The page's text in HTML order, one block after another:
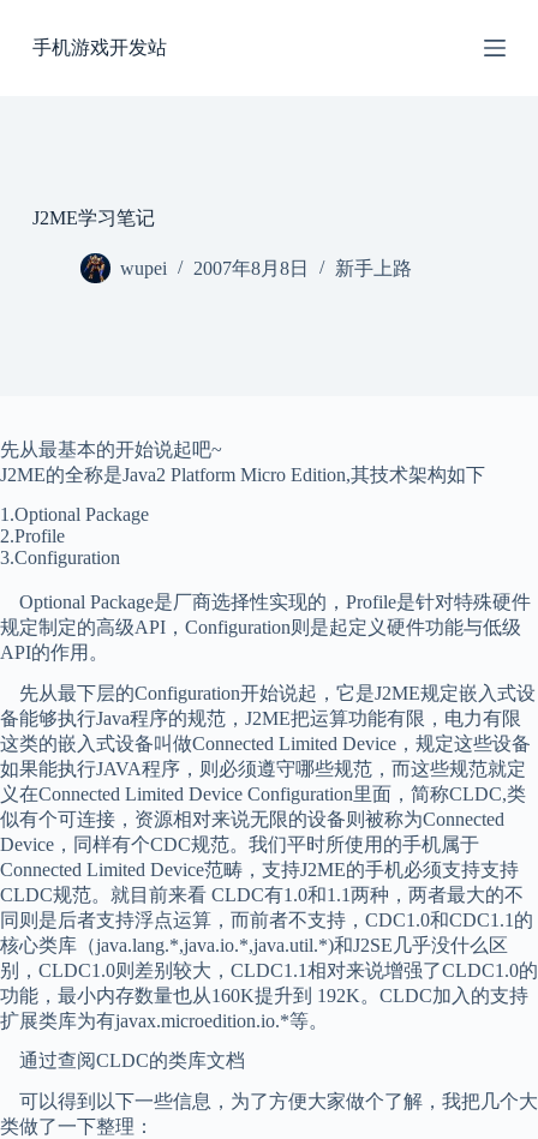
过
手机游戏开发站
J2ME学习笔记
wupei 2007年8月8日 新手上路
先从最基本的开始说起吧~
J2ME的全称是Java2 Platform Micro Edition,其技术架构如下
1.Optional Package
2.Profile
3.Configuration
Optional Package是厂商选择性实现的，Profile是针对特殊硬件
规定制定的高级API，Configuration则是起定义硬件功能与低级
API的作用。
先从最下层的Configuration开始说起，它是J2ME规定嵌入式设
备能够执行Java程序的规范，J2ME把运算功能有限，电力有限
这类的嵌入式设备叫做Connected Limited Device，规定这些设备
如果能执行JAVA程序，则必须遵守哪些规范，而这些规范就定
义在Connected Limited Device Configuration里面，简称CLDC,类
似有个可连接，资源相对来说无限的设备则被称为Connected
Device，同样有个CDC规范。我们平时所使用的手机属于
Connected Limited Device范畴，支持J2ME的手机必须支持支持
CLDC规范。就目前来看 CLDC有1.0和1.1两种，两者最大的不
同则是后者支持浮点运算，而前者不支持，CDC1.0和CDC1.1的
核心类库（java.lang.*,java.io.*,java.util.*)和J2SE几乎没什么区
别，CLDC1.0则差别较大，CLDC1.1相对来说增强了CLDC1.0的
功能，最小内存数量也从160K提升到 192K。CLDC加入的支持
扩展类库为有javax.microedition.io.*等。
通过查阅CLDC的类库文档
可以得到以下一些信息，为了方便大家做个了解，我把几个大
类做了一下整理：